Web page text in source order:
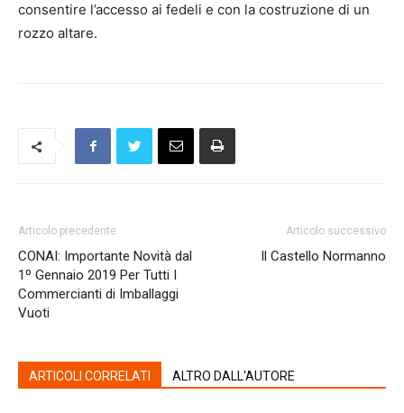
consentire l’accesso ai fedeli e con la costruzione di un
rozzo altare.
Articolo precedente
CONAI: Importante Novità dal
1º Gennaio 2019 Per Tutti I
Commercianti di Imballaggi
Vuoti
Articolo successivo
Il Castello Normanno
ARTICOLI CORRELATI ALTRO DALL'AUTORE